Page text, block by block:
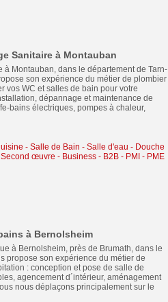
Sanitaire à Montauban
à Montauban, dans le département de Tarn-
son expérience du métier de plombier
vos WC et salles de bain pour votre
dépannage et maintenance de
bains électriques, pompes à chaleur,
- Salle de Bain - Salle d'eau - Douche
Second œuvre - Business - B2B - PMI - PME
à Bernolsheim
à Bernolsheim, près de Brumath, dans le
propose son expérience du métier de
: conception et pose de salle de
agencement d´intérieur, aménagement
nous déplaçons principalement sur le